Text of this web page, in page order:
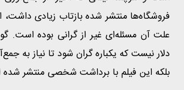
فروشگاه‌ها منتشر شده بازتاب زیادی داشت،
علت آن مسئله‌ای غیر از گرانی بوده است.
دلار نیست که یکباره گران شود تا نیاز به
بلکه این فیلم با برداشت شخصی منتشر